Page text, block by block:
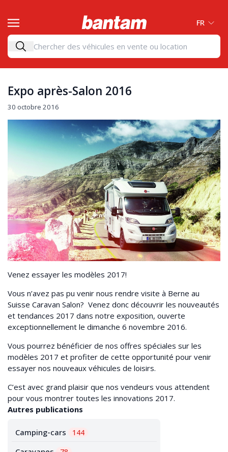
FR
Expo après-Salon 2016
30 octobre 2016
Venez essayer les modèles 2017!
Vous n’avez pas pu venir nous rendre visite à Berne au
Suisse Caravan Salon? Venez donc découvrir les nouveautés
et tendances 2017 dans notre exposition, ouverte
exceptionnellement le dimanche 6 novembre 2016.
Vous pourrez bénéficier de nos offres spéciales sur les
modèles 2017 et profiter de cette opportunité pour venir
essayer nos nouveaux véhicules de loisirs.
C’est avec grand plaisir que nos vendeurs vous attendent
pour vous montrer toutes les innovations 2017.
Autres publications
Camping-cars 144